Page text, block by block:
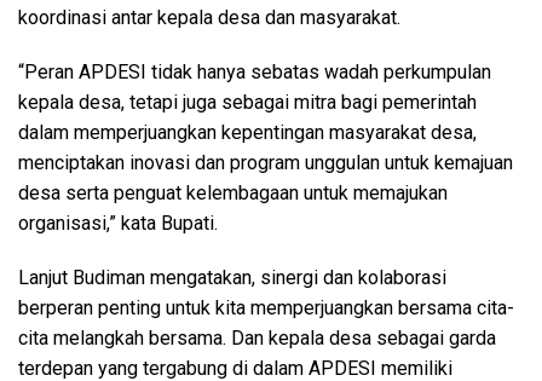
koordinasi antar kepala desa dan masyarakat.
“Peran APDESI tidak hanya sebatas wadah perkumpulan
kepala desa, tetapi juga sebagai mitra bagi pemerintah
dalam memperjuangkan kepentingan masyarakat desa,
menciptakan inovasi dan program unggulan untuk kemajuan
desa serta penguat kelembagaan untuk memajukan
organisasi,” kata Bupati.
Lanjut Budiman mengatakan, sinergi dan kolaborasi
berperan penting untuk kita memperjuangkan bersama cita-
cita melangkah bersama. Dan kepala desa sebagai garda
terdepan yang tergabung di dalam APDESI memiliki